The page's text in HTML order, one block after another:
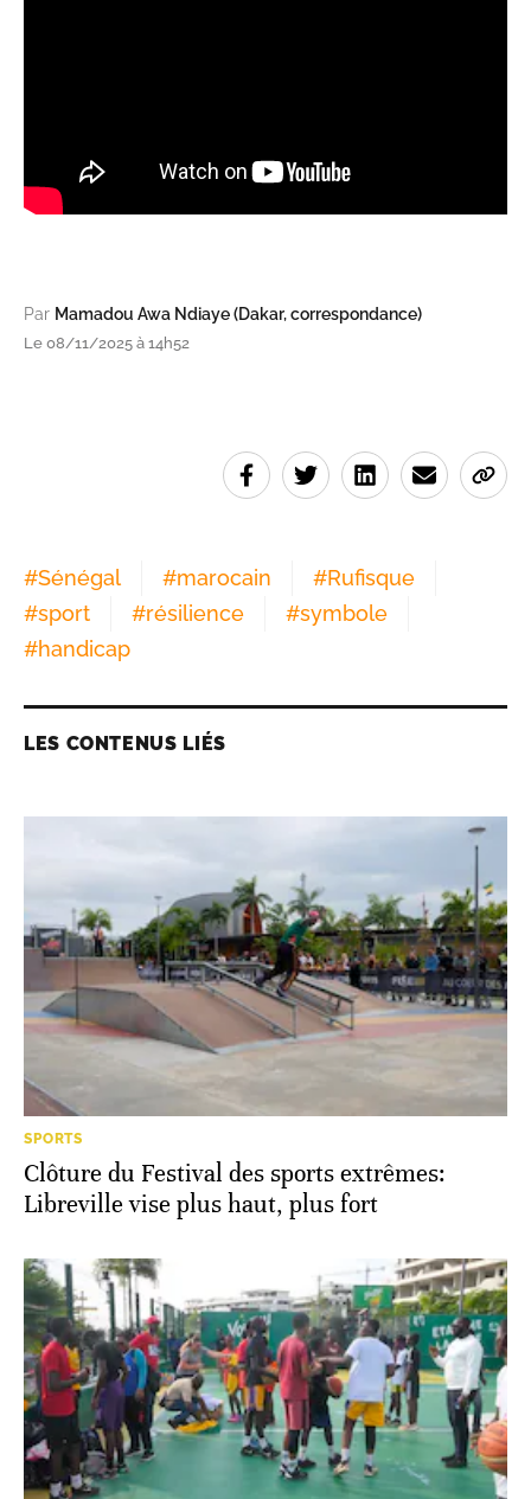
Par Mamadou Awa Ndiaye (Dakar, correspondance)
Le 08/11/2025 à 14h52
#Sénégal #marocain #Rufisque
#sport #résilience #symbole
#handicap
LES CONTENUS LIÉS
SPORTS
Clôture du Festival des sports extrêmes:
Libreville vise plus haut, plus fort